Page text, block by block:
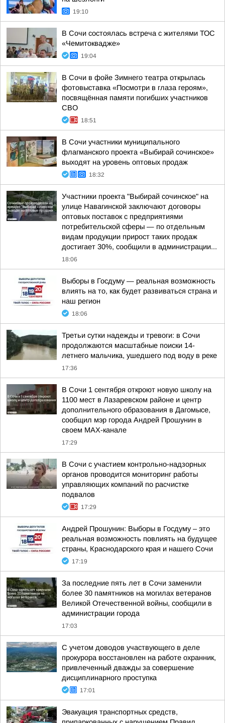
19:10
В Сочи состоялась встреча с жителями ТОС
«Чемитоквадже»
19:04
В Сочи в фойе Зимнего театра открылась
фотовыставка «Посмотри в глаза героям»,
посвящённая памяти погибших участников
СВО
18:51
В Сочи участники муниципального
флагманского проекта «Выбирай сочинское»
выходят на уровень оптовых продаж
18:32
Участники проекта "Выбирай сочинское" на
улице Навагинской заключают договоры
оптовых поставок с предприятиями
потребительской сферы — по отдельным
видам продукции прирост таких продаж
достигает 30%, сообщили в администрации...
18:06
Выборы в Госдуму — реальная возможность
влиять на то, как будет развиваться страна и
наш регион
18:06
Третьи сутки надежды и тревоги: в Сочи
продолжаются масштабные поиски 14-
летнего мальчика, ушедшего под воду в реке
17:36
В Сочи 1 сентября откроют новую школу на
1100 мест в Лазаревском районе и центр
дополнительного образования в Дагомысе,
сообщил мэр города Андрей Прошунин в
своем MAX-канале
17:29
В Сочи с участием контрольно-надзорных
органов проводится мониторинг работы
управляющих компаний по расчистке
подвалов
17:29
Андрей Прошунин: Выборы в Госдуму – это
реальная возможность повлиять на будущее
страны, Краснодарского края и нашего Сочи
17:19
За последние пять лет в Сочи заменили
более 30 памятников на могилах ветеранов
Великой Отечественной войны, сообщили в
администрации города
17:03
С учетом доводов участвующего в деле
прокурора восстановлен на работе охранник,
привлеченный дважды за совершение
дисциплинарного проступка
17:01
Эвакуация транспортных средств,